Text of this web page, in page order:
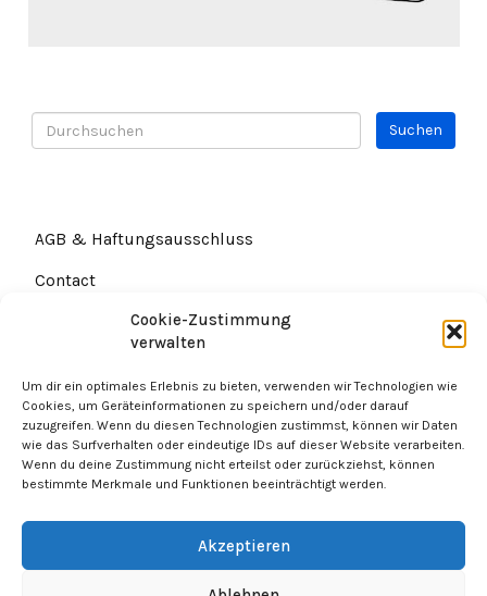
Cookie-Zustimmung
verwalten
Um dir ein optimales Erlebnis zu bieten, verwenden wir Technologien wie
Cookies, um Geräteinformationen zu speichern und/oder darauf
zuzugreifen. Wenn du diesen Technologien zustimmst, können wir Daten
wie das Surfverhalten oder eindeutige IDs auf dieser Website verarbeiten.
Wenn du deine Zustimmung nicht erteilst oder zurückziehst, können
bestimmte Merkmale und Funktionen beeinträchtigt werden.
Akzeptieren
AGB & Haftungsausschluss
Contact
Datenschutz
2023 - Mark Berger. All Rights Reserved.